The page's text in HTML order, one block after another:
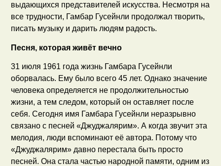
выдающихся представителей искусства. Несмотря на
все трудности, Гамбар Гусейнли продолжал творить,
писать музыку и дарить людям радость.
Песня, которая живёт вечно
31 июля 1961 года жизнь Гамбара Гусейнли
оборвалась. Ему было всего 45 лет. Однако значение
человека определяется не продолжительностью
жизни, а тем следом, который он оставляет после
себя. Сегодня имя Гамбара Гусейнли неразрывно
связано с песней «Джуджалярим». А когда звучит эта
мелодия, люди вспоминают её автора. Потому что
«Джуджалярим» давно перестала быть просто
песней. Она стала частью народной памяти, одним из